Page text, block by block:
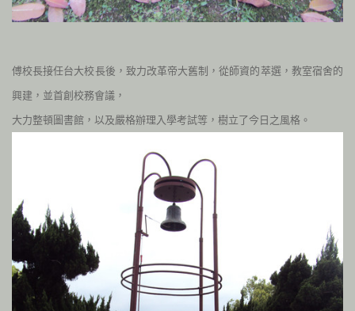
傅校長接任台大校長後，致力改革帝大舊制，從師資的萃選，教室宿舍的
興建，並首創校務會議，
大力整頓圖書館，以及嚴格辦理入學考試等，樹立了今日之風格。